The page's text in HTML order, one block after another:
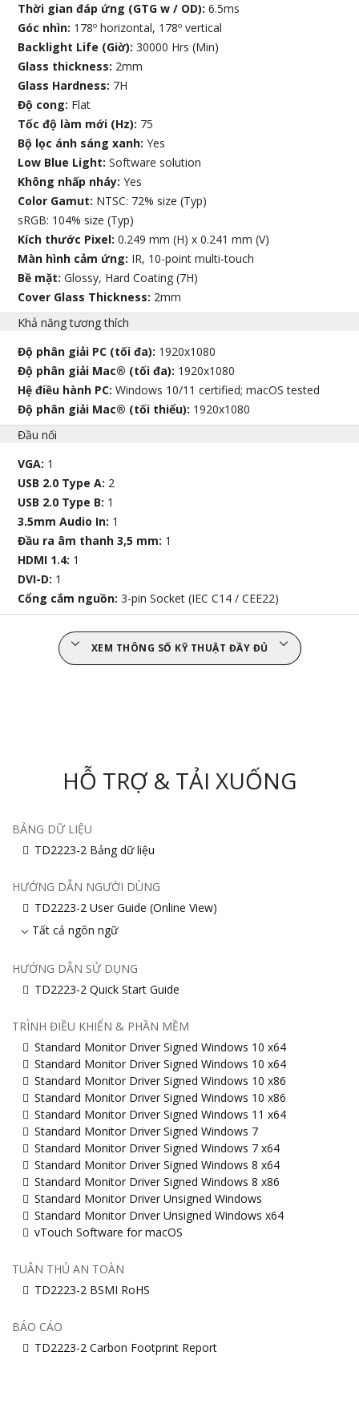
Thời gian đáp ứng (GTG w / OD):6.5ms
Góc nhìn: 178º horizontal, 178º vertical
Backlight Life (Giờ):30000 Hrs (Min)
Glass thickness: 2mm
Glass Hardness: 7H
Độ cong: Flat
Tốc độ làm mới (Hz): 75
Bộ lọc ánh sáng xanh:Yes
Low Blue Light:Software solution
Không nhấp nháy:Yes
Color Gamut: NTSC: 72% size (Typ)
sRGB: 104% size (Typ)
Kích thước Pixel:0.249 mm (H) x 0.241 mm (V)
Màn hình cảm ứng: IR, 10-point multi-touch
Bề mặt:Glossy, Hard Coating (7H)
Cover Glass Thickness: 2mm
Khả năng tương thích
Độ phân giải PC (tối đa): 1920x1080
Độ phân giải Mac® (tối đa): 1920x1080
Hệ điều hành PC:Windows 10/11 certified; macOS tested
Độ phân giải Mac® (tối thiểu): 1920x1080
Đầu nối
VGA: 1
USB 2.0 Type A: 2
USB 2.0 Type B: 1
3.5mm Audio In: 1
Đầu ra âm thanh 3,5 mm: 1
HDMI 1.4: 1
DVI-D: 1
Cổng cắm nguồn:3-pin Socket (IEC C14 / CEE22)
XEM THÔNG SỐ KỸ THUẬT ĐẦY ĐỦ
HỖ TRỢ & TẢI XUỐNG
BẢNG DỮ LIỆU
TD2223-2 Bảng dữ liệu
HƯỚNG DẪN NGƯỜI DÙNG
TD2223-2 User Guide (Online View)
Tất cả ngôn ngữ
HƯỚNG DẪN SỬ DỤNG
TD2223-2 Quick Start Guide
TRÌNH ĐIỀU KHIỂN & PHẦN MỀM
Standard Monitor Driver Signed Windows 10 x64
Standard Monitor Driver Signed Windows 10 x64
Standard Monitor Driver Signed Windows 10 x86
Standard Monitor Driver Signed Windows 10 x86
Standard Monitor Driver Signed Windows 11 x64
Standard Monitor Driver Signed Windows 7
Standard Monitor Driver Signed Windows 7 x64
Standard Monitor Driver Signed Windows 8 x64
Standard Monitor Driver Signed Windows 8 x86
Standard Monitor Driver Unsigned Windows
Standard Monitor Driver Unsigned Windows x64
vTouch Software for macOS
TUÂN THỦ AN TOÀN
TD2223-2 BSMI RoHS
BÁO CÁO
TD2223-2 Carbon Footprint Report